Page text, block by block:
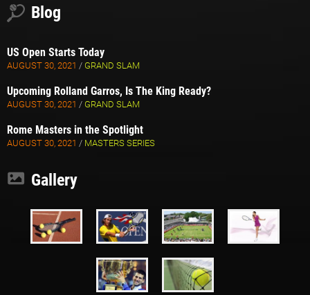
Blog
US Open Starts Today
AUGUST 30, 2021 / GRAND SLAM
Upcoming Rolland Garros, Is The King Ready?
AUGUST 30, 2021 / GRAND SLAM
Rome Masters in the Spotlight
AUGUST 30, 2021 / MASTERS SERIES
Gallery